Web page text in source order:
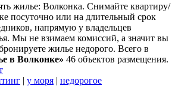
жилье: Волконка. Снимайте квартиру/
посуточно или на длительный срок
напрямую у владельцев
Мы не взимаем комиссий, а значит вы
жилье недорого. Всего в
в Волконке» 46 объектов размещения.
| у моря | недорогое